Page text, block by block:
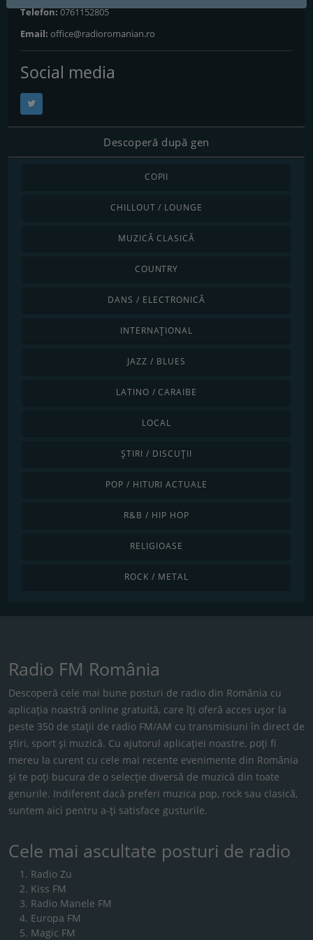
Telefon:0761152805
Email: office@radioromanian.ro
Social media
Descoperă după gen
COPII
CHILLOUT / LOUNGE
MUZICĂ CLASICĂ
COUNTRY
DANS / ELECTRONICĂ
INTERNAȚIONAL
JAZZ / BLUES
LATINO / CARAIBE
LOCAL
ȘTIRI / DISCUȚII
POP / HITURI ACTUALE
R&B / HIP HOP
RELIGIOASE
ROCK / METAL
Radio FM România
Descoperă cele mai bune posturi de radio din România cu
aplicația noastră online gratuită, care îți oferă acces ușor la
peste 350 de stații de radio FM/AM cu transmisiuni în direct de
știri, sport și muzică. Cu ajutorul aplicației noastre, poți fi
mereu la curent cu cele mai recente evenimente din România
și te poți bucura de o selecție diversă de muzică din toate
genurile. Indiferent dacă preferi muzica pop, rock sau clasică,
suntem aici pentru a-ți satisface gusturile.
Cele mai ascultate posturi de radio
Radio Zu
Kiss FM
Radio Manele FM
Europa FM
Magic FM